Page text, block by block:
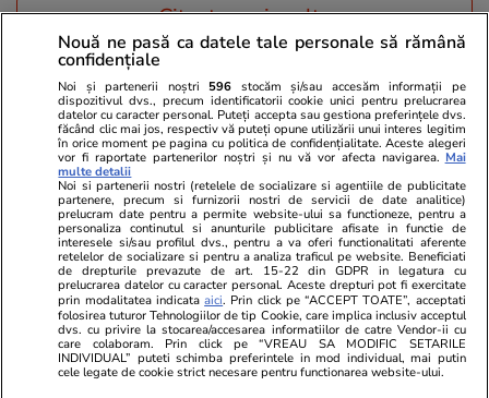
Citește mai multe
TRENDING
Fotbal 30 iul.
A murit Spiridon Mutu, tatăl fostului fotbalist
Adrian Mutu: „Mulțumesc pentru tot ce ne-ai
dăruit”
Educație 30 iul.
Când începe şcoala în septembrie – structura
anului şcolar 2026-2027
Nouă ne pasă ca datele tale personale să rămână
confidențiale
Noi și partenerii noștri 596 stocăm și/sau accesăm informații pe
dispozitivul dvs., precum identificatorii cookie unici pentru prelucrarea
datelor cu caracter personal. Puteți accepta sau gestiona preferințele dvs.
făcând clic mai jos, respectiv vă puteți opune utilizării unui interes legitim
în orice moment pe pagina cu politica de confidențialitate. Aceste alegeri
vor fi raportate partenerilor noștri și nu vă vor afecta navigarea. Mai
multe detalii
Noi si partenerii nostri (retelele de socializare si agentiile de publicitate
partenere, precum si furnizorii nostri de servicii de date analitice)
prelucram date pentru a permite website-ului sa functioneze, pentru a
personaliza continutul si anunturile publicitare afisate in functie de
interesele si/sau profilul dvs., pentru a va oferi functionalitati aferente
retelelor de socializare si pentru a analiza traficul pe website. Beneficiati
de drepturile prevazute de art. 15-22 din GDPR in legatura cu
prelucrarea datelor cu caracter personal. Aceste drepturi pot fi exercitate
prin modalitatea indicataaici. Prin click pe “ACCEPT TOATE”, acceptati
folosirea tuturor Tehnologiilor de tip Cookie, care implica inclusiv acceptul
dvs. cu privire la stocarea/accesarea informatiilor de catre Vendor-ii cu
care colaboram. Prin click pe “VREAU SA MODIFIC SETARILE
INDIVIDUAL” puteti schimba preferintele in mod individual, mai putin
cele legate de cookie strict necesare pentru functionarea website-ului.